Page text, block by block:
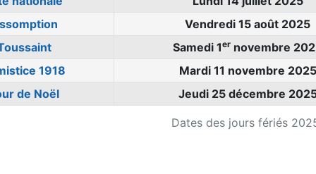
Dates des jours fériés
Vendredi 15 août 2025
Samedi 1er novembre
1918
Mardi 11 novembre 2025
de Noël
Jeudi 25 décembre